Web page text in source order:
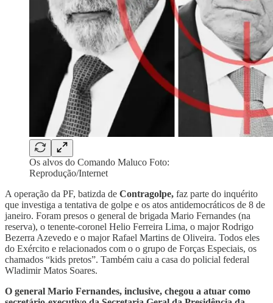
Os alvos do Comando Maluco Foto:
Reprodução/Internet
A operação da PF, batizda de Contragolpe, faz parte do inquérito
que investiga a tentativa de golpe e os atos antidemocráticos de 8 de
janeiro. Foram presos o general de brigada Mario Fernandes (na
reserva), o tenente-coronel Helio Ferreira Lima, o major Rodrigo
Bezerra Azevedo e o major Rafael Martins de Oliveira. Todos eles
do Exército e relacionados com o o grupo de Forças Especiais, os
chamados “kids pretos”. Também caiu a casa do policial federal
Wladimir Matos Soares.
O general Mario Fernandes, inclusive, chegou a atuar como